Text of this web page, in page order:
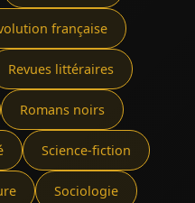
française
Revues littéraires
Romans noirs
Science-fiction
Sociologie